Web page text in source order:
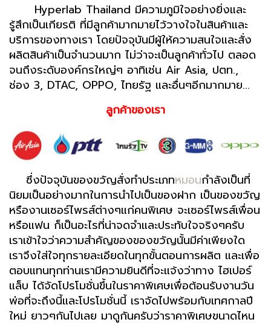
Hyperlab Thailand มีความภูมิใจอย่างยิ่งและ
รู้สึกเป็นเกียรติ ที่มีลูกค้ามากมายไว้วางใจในสินค้าและ
บริการของทางเรา โดยปัจจุบันมีผู้ให้ความสนใจและสั่ง
ผลิตสินค้าเป็นจำนวนมาก ไม่ว่าจะเป็นลูกค้าทั่วไป ตลอด
จนถึงระดับองค์กรใหญ่ๆ อาทิเช่น Air Asia, ปตท.,
ช่อง 3, DTAC, OPPO, ไทยรัฐ และอื่นๆอีกมากมาย...
ลูกค้าของเรา
ซึ่งปัจจุบันของขวัญสั่งทำประเภทหมอนกำลังเป็นที่
นิยมเป็นอย่างมากในการนำไปเป็นของฝาก เป็นของขวัญ
หรืองานเซอร์ไพรส์ต่างๆแก่คนพิเศษ จะเซอร์ไพรส์เพื่อน
หรือแฟน ก็เป็นอะไรที่น่าจดจำและประทับใจจริงๆครับ
เราเข้าใจว่าความสำคัญของของขวัญนั้นมีค่าเพียงใด
เราจึงใส่ใจทุกรายละเอียดในทุกขั้นตอนการผลิต และเพื่อ
ตอบแทนทุกท่านเรามีความยินดีที่จะแจ้งว่าทาง ไฮเปอร์
แล็บ ได้จัดโปรโมชั่นขึ้นในราคาพิเศษเพื่อต้อนรับงานวัน
พ่อที่จะถึงนี้และโปรโมชั่นนี้ เราจัดไปพร้อมกับเทศกาลปี
ใหม่ ยาวๆกันไปเลย มาดูกันครับว่าราคาพิเศษขนาดไหน